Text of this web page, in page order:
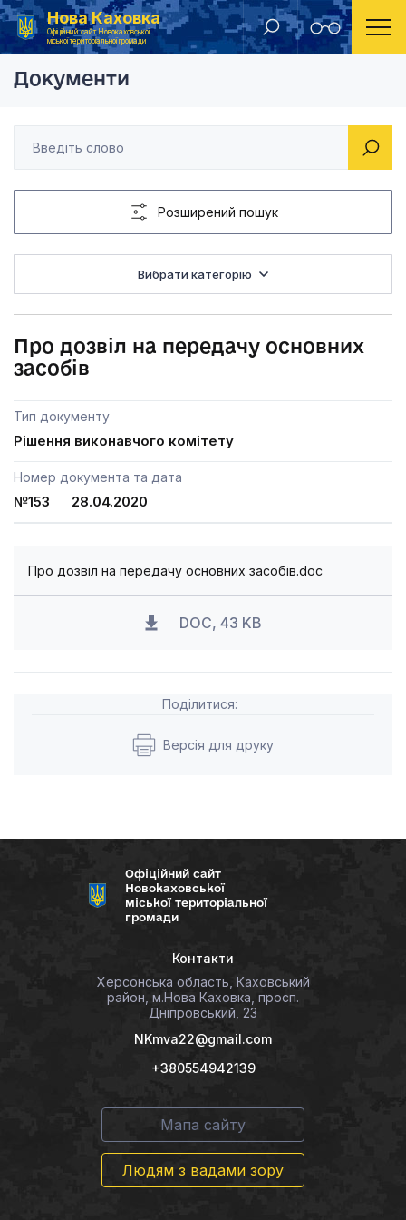
Нова Каховка
Офіційний сайт Новокаховської
міської територіальної громади
Головна Рішення виконавчого комітету Новокаховської міської ради 2020 року Про дозвіл на
Документи
Розширений пошук
Вибрати категорію
Про дозвіл на передачу основних
засобів
Тип документу
Рішення виконавчого комітету
Номер документа та дата
№153 28.04.2020
Про дозвіл на передачу основних засобів.doc
DOC, 43 KB
Поділитися:
Версія для друку
Офіційний сайт
Новокаховської
міської територіальної
громади
Контакти
Херсонська область, Каховський
район, м.Нова Каховка, просп.
Дніпровський, 23
NKmva22@gmail.com
+380554942139
Мапа сайту
Людям з вадами зору